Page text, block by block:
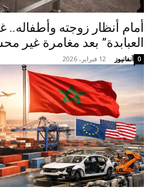
أمام أنظار زوجته وأطفاله..
العبابدة” بعد مغامرة
آنفانيوز - 12 فبراير، 2026 0